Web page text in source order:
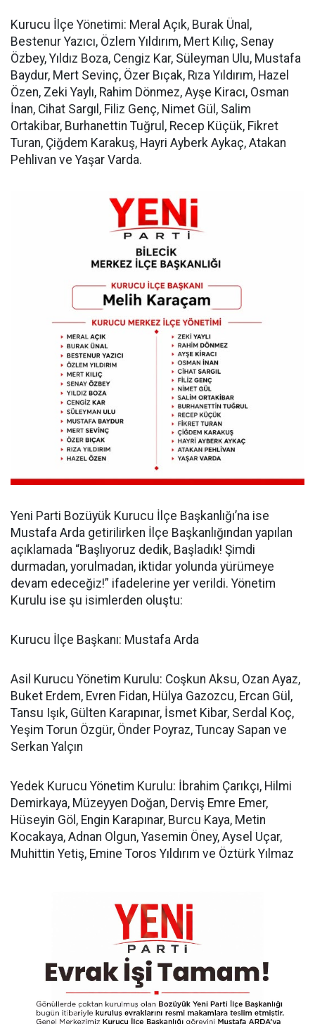
Kurucu İlçe Yönetimi: Meral Açık, Burak Ünal,
Bestenur Yazıcı, Özlem Yıldırım, Mert Kılıç, Senay
Özbey, Yıldız Boza, Cengiz Kar, Süleyman Ulu, Mustafa
Baydur, Mert Sevinç, Özer Bıçak, Rıza Yıldırım, Hazel
Özen, Zeki Yaylı, Rahim Dönmez, Ayşe Kiracı, Osman
İnan, Cihat Sargıl, Filiz Genç, Nimet Gül, Salim
Ortakibar, Burhanettin Tuğrul, Recep Küçük, Fikret
Turan, Çiğdem Karakuş, Hayri Ayberk Aykaç, Atakan
Pehlivan ve Yaşar Varda.
Yeni Parti Bozüyük Kurucu İlçe Başkanlığı’na ise
Mustafa Arda getirilirken İlçe Başkanlığından yapılan
açıklamada “Başlıyoruz dedik, Başladık! Şimdi
durmadan, yorulmadan, iktidar yolunda yürümeye
devam edeceğiz!” ifadelerine yer verildi. Yönetim
Kurulu ise şu isimlerden oluştu:
Kurucu İlçe Başkanı: Mustafa Arda
Asil Kurucu Yönetim Kurulu: Coşkun Aksu, Ozan Ayaz,
Buket Erdem, Evren Fidan, Hülya Gazozcu, Ercan Gül,
Tansu Işık, Gülten Karapınar, İsmet Kibar, Serdal Koç,
Yeşim Torun Özgür, Önder Poyraz, Tuncay Sapan ve
Serkan Yalçın
Yedek Kurucu Yönetim Kurulu: İbrahim Çarıkçı, Hilmi
Demirkaya, Müzeyyen Doğan, Derviş Emre Emer,
Hüseyin Göl, Engin Karapınar, Burcu Kaya, Metin
Kocakaya, Adnan Olgun, Yasemin Öney, Aysel Uçar,
Muhittin Yetiş, Emine Toros Yıldırım ve Öztürk Yılmaz